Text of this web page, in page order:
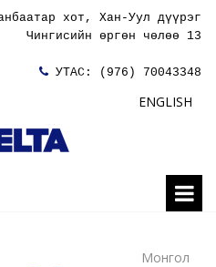
хот, Хан-Уул дүүрэг
Чингисийн өргөн чөлөө 13
 УТАС: (976) 70043348
ENGLISH
Монгол